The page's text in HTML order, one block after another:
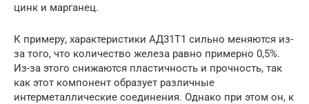
цинк и марганец.
К примеру, характеристики АД31Т1 сильно меняются из-
за того, что количество железа равно примерно 0,5%.
Из-за этого снижаются пластичность и прочность, так
как этот компонент образует различные
интерметаллические соединения. Однако при этом он, к